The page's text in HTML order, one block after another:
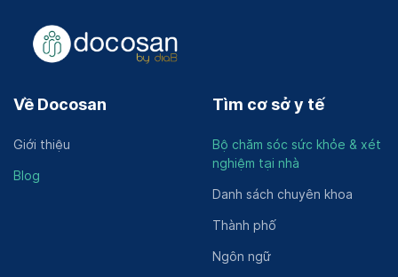
Về Docosan
Giới thiệu
Blog
Tìm cơ sở y tế
Bộ chăm sóc sức khỏe & xét
nghiệm tại nhà
Danh sách chuyên khoa
Thành phố
Ngôn ngữ